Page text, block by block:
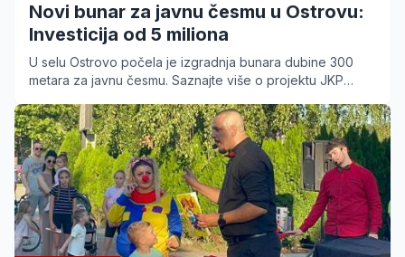
Novi bunar za javnu česmu u Ostrovu:
Investicija od 5 miliona
U selu Ostrovo počela je izgradnja bunara dubine 300
metara za javnu česmu. Saznajte više o projektu JKP